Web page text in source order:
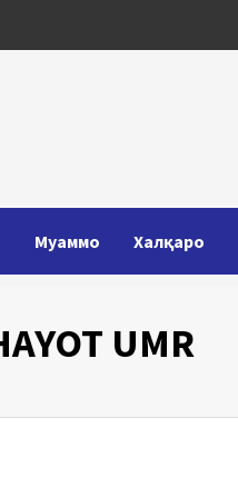
Муаммо Халқаро
UMR